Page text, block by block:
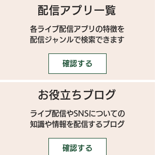
配信アプリ一覧
各ライブ配信アプリの特徴を
配信ジャンルで検索できます
確認する
お役立ちブログ
ライブ配信やSNSについての
​知識や情報を配信するブログ
確認する